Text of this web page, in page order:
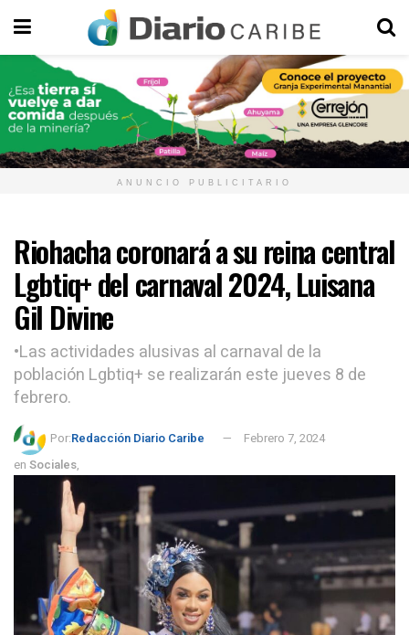
ANUNCIO PUBLICITARIO
Riohacha coronará a su reina central
Lgbtiq+ del carnaval 2024, Luisana
Gil Divine
•Las actividades alusivas al carnaval de la
población Lgbtiq+ se realizarán este jueves 8 de
febrero.
Por:Redacción Diario Caribe
Febrero 7, 2024
en Sociales,